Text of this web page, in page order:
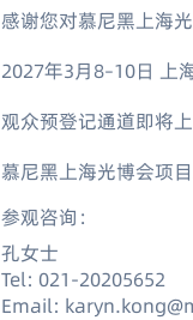
感谢您对慕尼黑上海
2027年3月8–10日 上
观众预登记通道即将
慕尼黑上海光博会项
参观咨询：
孔女士
Tel: 021-20205652
Email: